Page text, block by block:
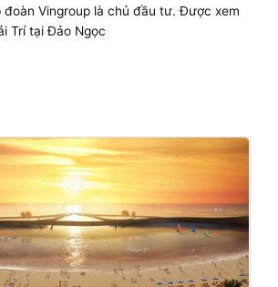
đoàn Vingroup là chủ đầu tư. Được xem
Trí tại Đảo Ngọc